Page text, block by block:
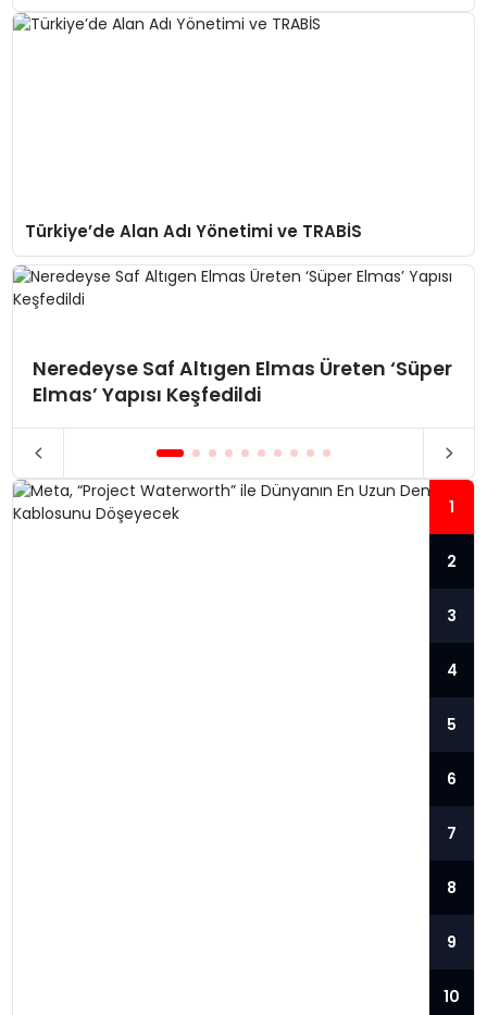
Türkiye’de Alan Adı Yönetimi ve TRABİS
Neredeyse Saf Altıgen Elmas Üreten ‘Süper
Elmas’ Yapısı Keşfedildi
1
2
3
4
5
6
7
8
9
10